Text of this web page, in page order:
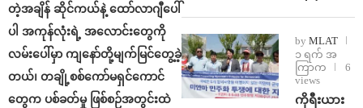
တဲ့အချိန် ဆိုင်ကယ်နဲ့ ထော်လာဂျီပေါ်
ပါ အကုန်လုံးရဲ့ အလောင်းတွေကို
လမ်းပေါ်မှာ ကျနော်တို့မျက်မြင်တွေ့ခဲ့
တယ်၊ တချို့စစ်ကော်မရှင်ကောင်
တွေက ပစ်ခတ်မှု ဖြစ်စဉ်အတွင်းထဲ
by MLAT
၁ ရက် အ
ကြာက
6
views
ကိုရီးယား